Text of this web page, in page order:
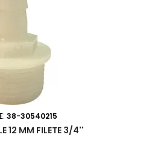
38-30540215
12 MM FILETE 3/4''